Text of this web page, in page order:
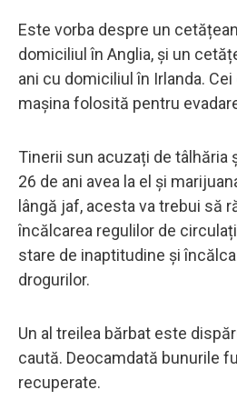
Este vorba despre un
domiciliul în Anglia, și un
ani cu domiciliul în Irlanda.
mașina folosită pentru
Tinerii sun acuzați de tâlhăria
26 de ani avea la el și
lângă jaf, acesta va trebui să
încălcarea regulilor de
stare de inaptitudine și
drogurilor.
Un al treilea bărbat este
caută. Deocamdată bunurile
recuperate.